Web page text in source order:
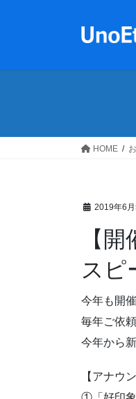
ッ
移
HOME
2019年6月
【
スピ
今年も開
毎年ご依
今年から
【アナウ